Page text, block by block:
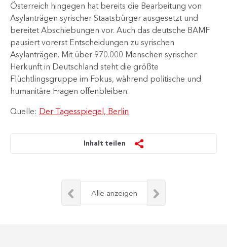
Österreich hingegen hat bereits die Bearbeitung von
Asylanträgen syrischer Staatsbürger ausgesetzt und
bereitet Abschiebungen vor. Auch das deutsche BAMF
pausiert vorerst Entscheidungen zu syrischen
Asylanträgen. Mit über 970.000 Menschen syrischer
Herkunft in Deutschland steht die größte
Flüchtlingsgruppe im Fokus, während politische und
humanitäre Fragen offenbleiben.
Quelle: Der Tagesspiegel, Berlin
Inhalt teilen
Alle anzeigen